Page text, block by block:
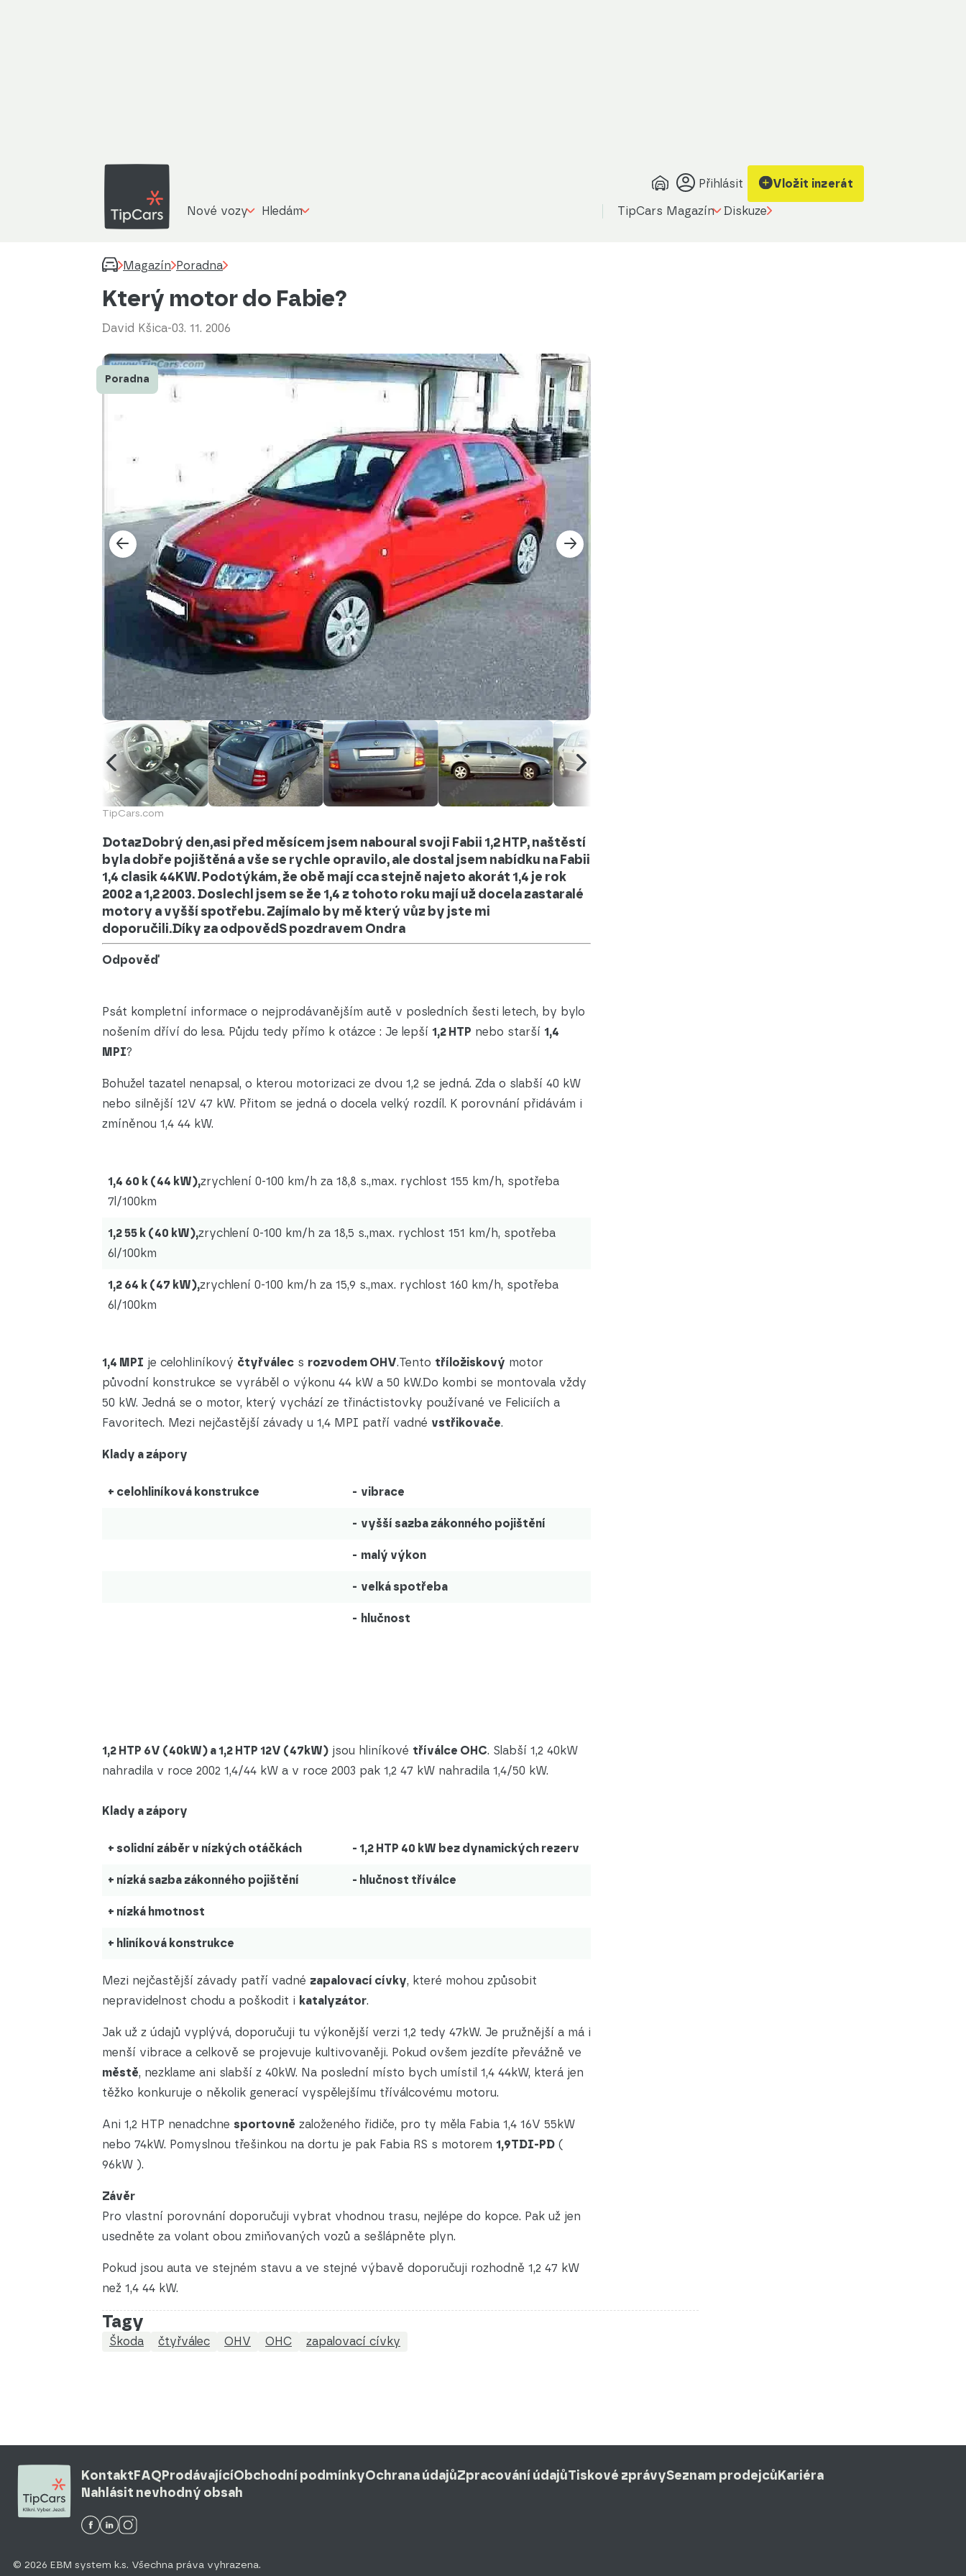
Přihlásit Vložit inzerát
Nové vozy Hledám TipCars Magazín Diskuze
Magazín Poradna
Který motor do Fabie?
David Kšica-03. 11. 2006
TipCars.com
Poradna
DotazDobrý den,asi před měsícem jsem naboural svoji Fabii 1,2 HTP, naštěstí
byla dobře pojištěná a vše se rychle opravilo, ale dostal jsem nabídku na Fabii
1,4 clasik 44KW. Podotýkám, že obě mají cca stejně najeto akorát 1,4 je rok
2002 a 1,2 2003. Doslechl jsem se že 1,4 z tohoto roku mají už docela zastaralé
motory a vyšší spotřebu. Zajímalo by mě který vůz by jste mi
doporučili.Díky za odpovědS pozdravem Ondra
Odpověď
Psát kompletní informace o nejprodávanějším autě v posledních šesti letech, by bylo
nošením dříví do lesa. Půjdu tedy přímo k otázce : Je lepší 1,2 HTP nebo starší 1,4
MPI?
Bohužel tazatel nenapsal, o kterou motorizaci ze dvou 1,2 se jedná. Zda o slabší 40 kW
nebo silnější 12V 47 kW. Přitom se jedná o docela velký rozdíl. K porovnání přidávám i
zmíněnou 1,4 44 kW.
1,4 60 k (44 kW),zrychlení 0-100 km/h za 18,8 s.,max. rychlost 155 km/h, spotřeba
7l/100km
1,2 55 k (40 kW),zrychlení 0-100 km/h za 18,5 s.,max. rychlost 151 km/h, spotřeba
6l/100km
1,2 64 k (47 kW),zrychlení 0-100 km/h za 15,9 s.,max. rychlost 160 km/h, spotřeba
6l/100km
1,4 MPI je celohliníkový čtyřválec s rozvodem OHV.Tento tříložiskový motor
původní konstrukce se vyráběl o výkonu 44 kW a 50 kW.Do kombi se montovala vždy
50 kW. Jedná se o motor, který vychází ze třináctistovky používané ve Feliciích a
Favoritech. Mezi nejčastější závady u 1,4 MPI patří vadné vstřikovače.
Klady a zápory
+ celohliníková konstrukce - vibrace
- vyšší sazba zákonného pojištění
- malý výkon
- velká spotřeba
- hlučnost
1,2 HTP 6V (40kW) a 1,2 HTP 12V (47kW) jsou hliníkové tříválce OHC. Slabší 1,2 40kW
nahradila v roce 2002 1,4/44 kW a v roce 2003 pak 1,2 47 kW nahradila 1,4/50 kW.
Klady a zápory
+ solidní záběr v nízkých otáčkách - 1,2 HTP 40 kW bez dynamických rezerv
+ nízká sazba zákonného pojištění - h lučnost tříválce
+ nízká hmotnost
+ hliníková konstrukce
Mezi nejčastější závady patří vadné zapalovací cívky, které mohou způsobit
nepravidelnost chodu a poškodit i katalyzátor.
Jak už z údajů vyplývá, doporučuji tu výkonější verzi 1,2 tedy 47kW. Je pružnější a má i
menší vibrace a celkově se projevuje kultivovaněji. Pokud ovšem jezdíte převážně ve
městě, nezklame ani slabší z 40kW. Na poslední místo bych umístil 1,4 44kW, která jen
těžko konkuruje o několik generací vyspělejšímu tříválcovému motoru.
Ani 1,2 HTP nenadchne sportovně založeného řidiče, pro ty měla Fabia 1,4 16V 55kW
nebo 74kW. Pomyslnou třešinkou na dortu je pak Fabia RS s motorem 1,9TDI-PD (
96kW ).
Závěr
Pro vlastní porovnání doporučuji vybrat vhodnou trasu, nejlépe do kopce. Pak už jen
usedněte za volant obou zmiňovaných vozů a sešlápněte plyn.
Pokud jsou auta ve stejném stavu a ve stejné výbavě doporučuji rozhodně 1,2 47 kW
než 1,4 44 kW.
Tagy
Škoda čtyřválec OHV OHC zapalovací cívky
KontaktFAQProdávajícíObchodní podmínkyOchrana údajůZpracování údajůTiskové zprávySeznam prodejcůKariéra
Nahlásit nevhodný obsah
© 2026 EBM system k.s. Všechna práva vyhrazena.